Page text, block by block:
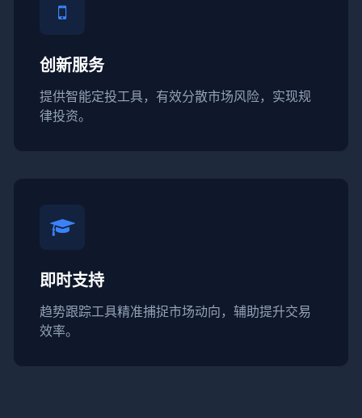
创新服务
提供智能定投工具，有效分散市场风险，实现规
律投资。
即时支持
趋势跟踪工具精准捕捉市场动向，辅助提升交易
效率。